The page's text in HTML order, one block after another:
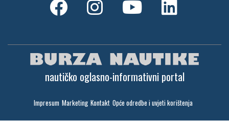
nautičko oglasno-informativni portal
Impresum Marketing Kontakt Opće odredbe i uvjeti korištenja